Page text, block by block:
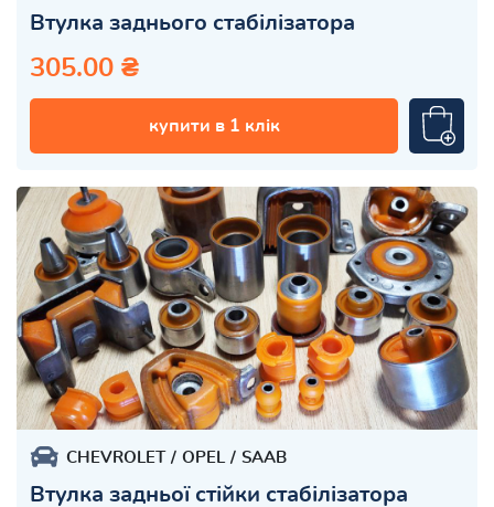
Втулка заднього стабілізатора
305.00 ₴
купити в 1 клік
CHEVROLET OPEL SAAB
Втулка задньої стійки стабілізатора